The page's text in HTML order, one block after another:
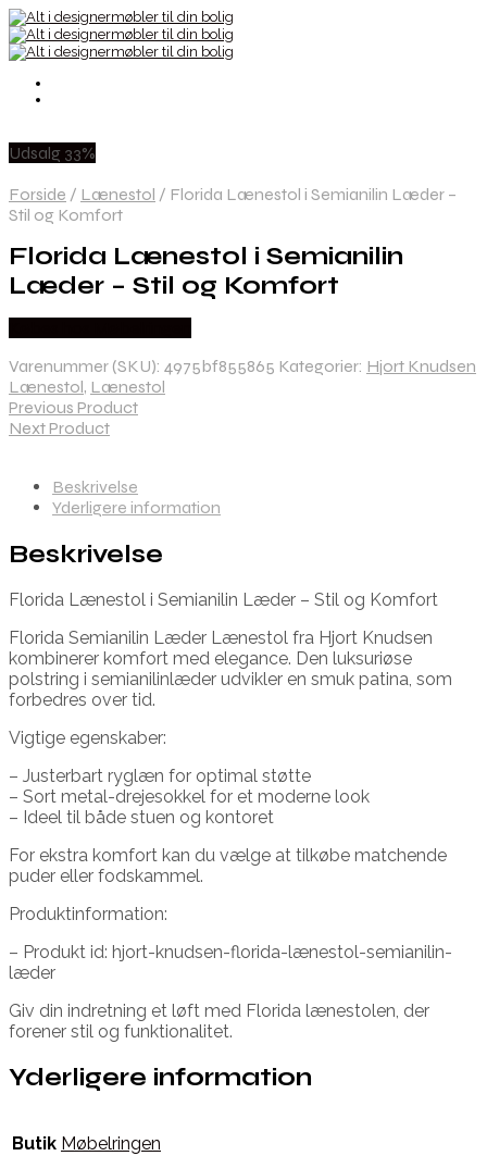
Udsalg 33%
Forside / Lænestol / Florida Lænestol i Semianilin Læder –
Stil og Komfort
Florida Lænestol i Semianilin
Læder – Stil og Komfort
Varenummer (SKU): 4975bf855865 Kategorier: Hjort Knudsen
Lænestol, Lænestol
Previous Product
Next Product
Beskrivelse
Yderligere information
Beskrivelse
Florida Lænestol i Semianilin Læder – Stil og Komfort
Florida Semianilin Læder Lænestol fra Hjort Knudsen
kombinerer komfort med elegance. Den luksuriøse
polstring i semianilinlæder udvikler en smuk patina, som
forbedres over tid.
Vigtige egenskaber:
– Justerbart ryglæn for optimal støtte
– Sort metal-drejesokkel for et moderne look
– Ideel til både stuen og kontoret
For ekstra komfort kan du vælge at tilkøbe matchende
puder eller fodskammel.
Produktinformation:
– Produkt id: hjort-knudsen-florida-lænestol-semianilin-
læder
Giv din indretning et løft med Florida lænestolen, der
forener stil og funktionalitet.
Yderligere information
Butik Møbelringen